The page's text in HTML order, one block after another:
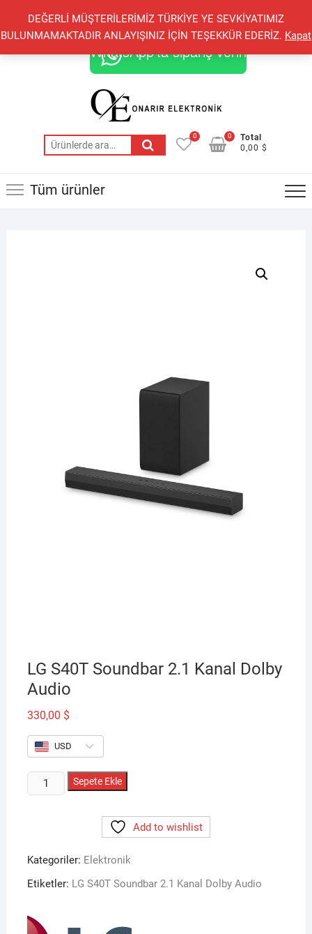
DEĞERLİ MÜŞTERİLERİMİZ TÜRKİYE YE SEVKİYATIMIZ
BULUNMAMAKTADIR ANLAYIŞINIZ İÇİN TEŞEKKÜR EDERİZ. Kapat
content
+90 548 821 78 85 +90 548 855 25 53
onarirelektronik@gmail.com
WhatsApp'ta sipariş verin
Ara:
0
Total
0,00 $
0
Tüm ürünler
LG S40T Soundbar 2.1 Kanal Dolby
Audio
330,00 $
USD
S40T
Dolby
Audio
Sepete Ekle
Add to wishlist
Kategoriler: Elektronik
Etiketler: LG S40T Soundbar 2.1 Kanal Dolby Audio